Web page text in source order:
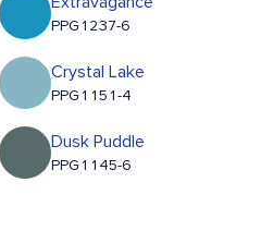
PPG1237-6
Crystal Lake
PPG1151-4
Dusk Puddle
PPG1145-6